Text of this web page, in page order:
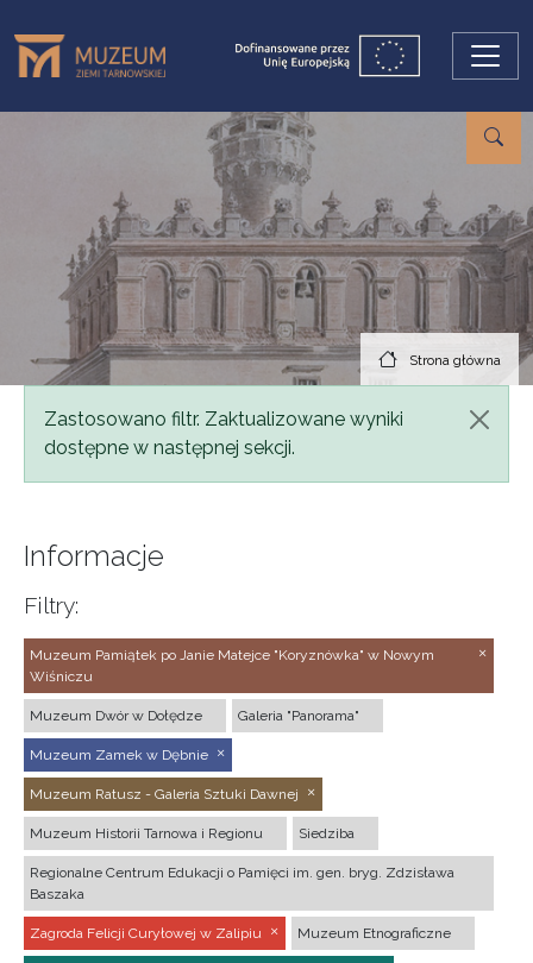
Strona główna
Komunikat
Zastosowano filtr. Zaktualizowane wyniki
dostępne w następnej sekcji.
Informacje
Filtry:
Muzeum Pamiątek po Janie Matejce "Koryznówka" w Nowym
Wiśniczu
Muzeum Dwór w Dołędze Galeria "Panorama"
Muzeum Zamek w Dębnie
Muzeum Ratusz - Galeria Sztuki Dawnej
Muzeum Historii Tarnowa i Regionu Siedziba
Regionalne Centrum Edukacji o Pamięci im. gen. bryg. Zdzisława
Baszaka
Zagroda Felicji Curyłowej w Zalipiu Muzeum Etnograficzne